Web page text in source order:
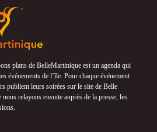
plans de BelleMartinique est un agenda qui
événements de l’île. Pour chaque événement
publient leurs soirées sur le site de Belle
relayons ensuite auprès de la presse, les